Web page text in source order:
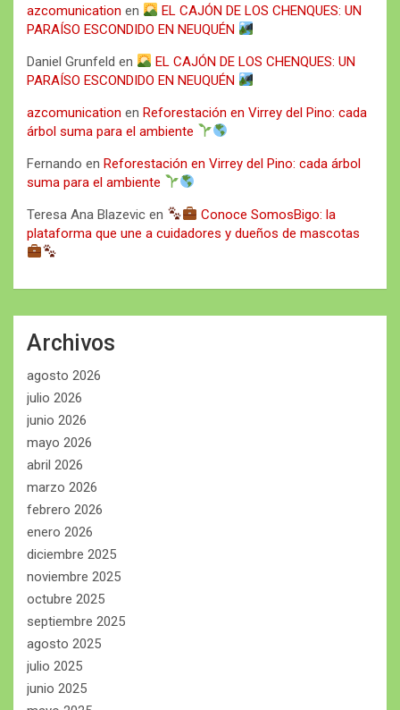
azcomunication en
EL CAJÓN DE LOS CHENQUES: UN
PARAÍSO ESCONDIDO EN NEUQUÉN
Daniel Grunfeld en
EL CAJÓN DE LOS CHENQUES: UN
PARAÍSO ESCONDIDO EN NEUQUÉN
azcomunication en Reforestación en Virrey del Pino: cada
árbol suma para el ambiente
Fernando en Reforestación en Virrey del Pino: cada árbol
suma para el ambiente
Teresa Ana Blazevic en
Conoce SomosBigo: la
plataforma que une a cuidadores y dueños de mascotas
Archivos
agosto 2026
julio 2026
junio 2026
mayo 2026
abril 2026
marzo 2026
febrero 2026
enero 2026
diciembre 2025
noviembre 2025
octubre 2025
septiembre 2025
agosto 2025
julio 2025
junio 2025